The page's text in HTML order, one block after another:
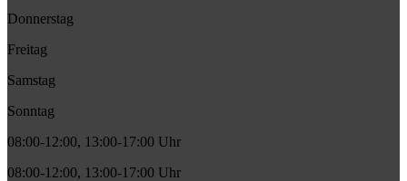
Donnerstag
Freitag
Samstag
Sonntag
08:00-12:00, 13:00-17:00 Uhr
08:00-12:00, 13:00-17:00 Uhr